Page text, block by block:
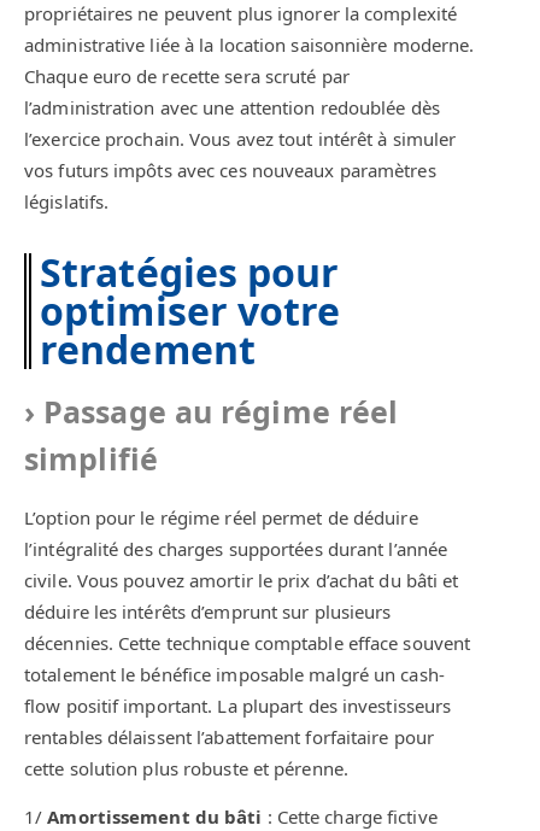
propriétaires ne peuvent plus ignorer la complexité
administrative liée à la location saisonnière moderne.
Chaque euro de recette sera scruté par
l’administration avec une attention redoublée dès
l’exercice prochain. Vous avez tout intérêt à simuler
vos futurs impôts avec ces nouveaux paramètres
législatifs.
Stratégies pour
optimiser votre
rendement
Passage au régime réel
simplifié
L’option pour le régime réel permet de déduire
l’intégralité des charges supportées durant l’année
civile. Vous pouvez amortir le prix d’achat du bâti et
déduire les intérêts d’emprunt sur plusieurs
décennies. Cette technique comptable efface souvent
totalement le bénéfice imposable malgré un cash-
flow positif important. La plupart des investisseurs
rentables délaissent l’abattement forfaitaire pour
cette solution plus robuste et pérenne.
1/Amortissement du bâti : Cette charge fictive